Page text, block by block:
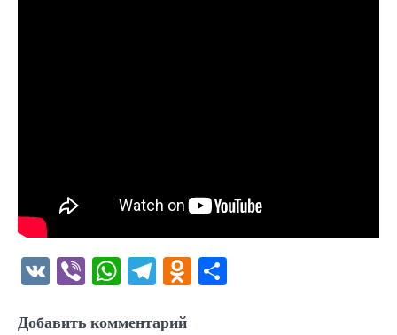
VK ViberWhatsApp
Telegram
Odnoklassniki
Добавить комментарий